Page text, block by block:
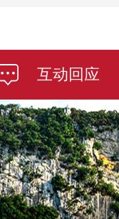
互动回应